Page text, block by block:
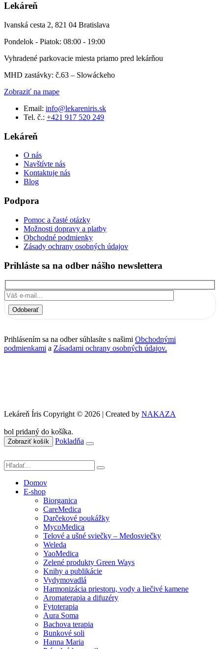
Lekáreň
Ivanská cesta 2, 821 04 Bratislava
Pondelok - Piatok: 08:00 - 19:00
Vyhradené parkovacie miesta priamo pred lekárňou
MHD zastávky: č.63 – Slowáckeho
Zobraziť na mape
Email: info@lekareniris.sk
Tel. č.: +421 917 520 249
Lekáreň
O nás
Navštívte nás
Kontaktuje nás
Blog
Podpora
Pomoc a časté otázky
Možnosti dopravy a platby
Obchodné podmienky
Zásady ochrany osobných údajov
Prihláste sa na odber nášho newslettera
Odoberať
Prihlásením sa na odber súhlasíte s našimi Obchodnými
podmienkami a Zásadami ochrany osobných údajov.
Lekáreň Íris Copyright © 2026 | Created by NAKAZA
bol pridaný do košíka.
Zobraziť košík Pokladňa
Domov
E-shop
Biorganica
CareMedica
Darčekové poukážky
MycoMedica
Telové a ušné sviečky – Medosviečky
Weleda
YaoMedica
Zelené produkty Green Ways
Knihy a publikácie
Vydymovadlá
Harmonizácia priestoru, vody a liečivé kamene
Aromaterapia a difuzéry
Fytoterapia
Aura Soma
Bachova terapia
Bunkové soli
Hanna Maria